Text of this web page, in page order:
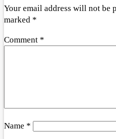
Your email address will not be
marked *
Comment *
Name *